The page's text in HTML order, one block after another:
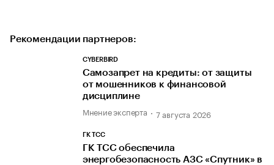
Рекомендации партнеров:
CYBERBIRD
Самозапрет на кредиты: от защиты
от мошенников к финансовой
дисциплине
Мнение эксперта 7 августа 2026
ГК ТСС
ГК ТСС обеспечила
энергобезопасность АЗС «Спутник» в